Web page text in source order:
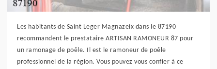
Les habitants de Saint Leger Magnazeix dans le 87190
recommandent le prestataire ARTISAN RAMONEUR 87 pour
un ramonage de poêle. Il est le ramoneur de poêle
professionnel de la région. Vous pouvez vous confier à ce